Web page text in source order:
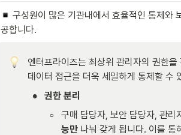
구성원이 많은 기관내에서 효율적인 통제와
공합니다.
엔터프라이즈는 최상위 관리자의 권한
데이터 접근을 더욱 세밀하게 통제할 수
• 권한 분리
◦ 구매 담당자, 보안 담당자, 관리
능만 나눠 갖게 됩니다. 이를